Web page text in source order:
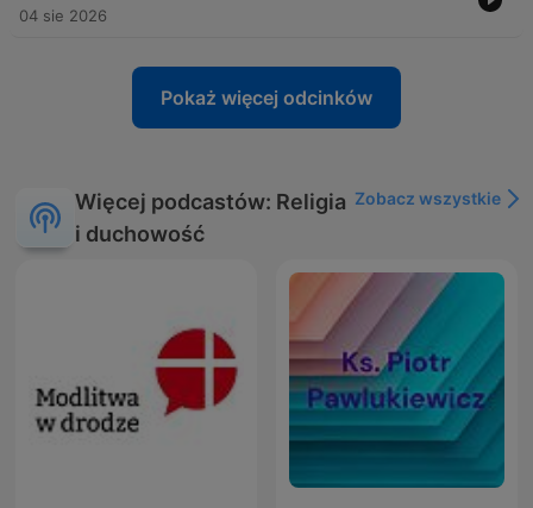
04 sie 2026
Pokaż więcej odcinków
Więcej podcastów: Religia
i duchowość
Zobacz wszystkie